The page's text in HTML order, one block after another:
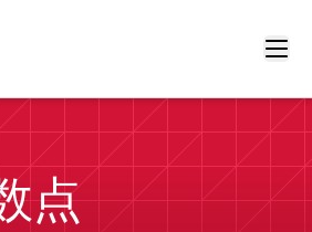
点